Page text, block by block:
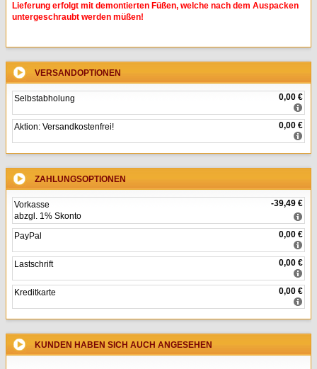
Lieferung erfolgt mit demontierten Füßen, welche nach dem Auspacken
untergeschraubt werden müßen!
VERSANDOPTIONEN
0,00 €
Selbstabholung
0,00 €
Aktion: Versandkostenfrei!
ZAHLUNGSOPTIONEN
Vorkasse
-39,49 €
abzgl. 1% Skonto
PayPal
0,00 €
Lastschrift 0,00 €
Kreditkarte 0,00 €
KUNDEN HABEN SICH AUCH ANGESEHEN